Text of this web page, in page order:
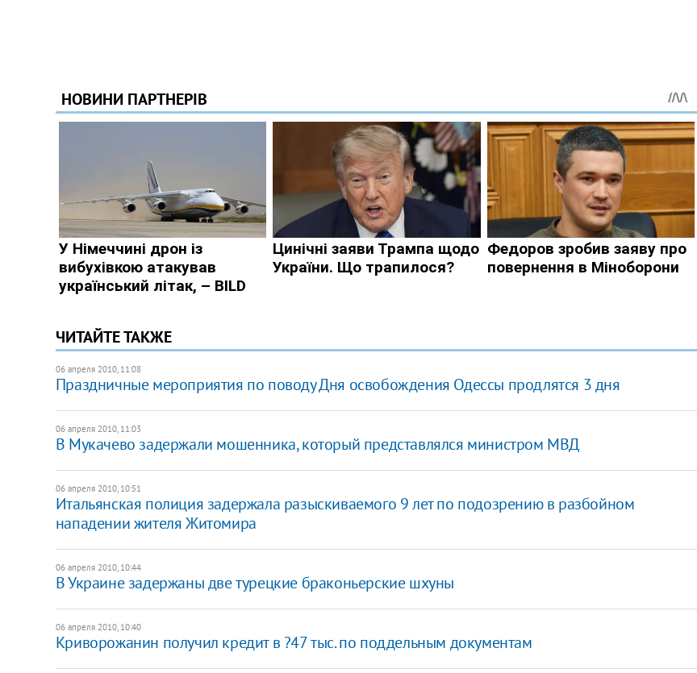
ЧИТАЙТЕ ТАКЖЕ
06 апреля 2010, 11:08
Праздничные мероприятия по поводу Дня освобождения Одессы продлятся 3 дня
06 апреля 2010, 11:03
В Мукачево задержали мошенника, который представлялся министром МВД
06 апреля 2010, 10:51
Итальянская полиция задержала разыскиваемого 9 лет по подозрению в разбойном
нападении жителя Житомира
06 апреля 2010, 10:44
В Украине задержаны две турецкие браконьерские шхуны
06 апреля 2010, 10:40
Криворожанин получил кредит в ?47 тыс. по поддельным документам